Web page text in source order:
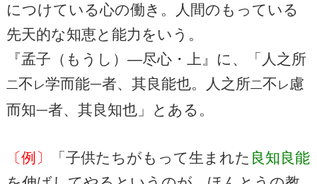
につけている心の働き。人間のもっている
先天的な知恵と能力をいう。
『孟子（もうし）―尽心・上』に、「人之所
二不レ学而能一者、其良能也。人之所二不レ 慮
而知一者、其良知也」とある。
〔例〕 「子供たちがもって生まれた 良知良能